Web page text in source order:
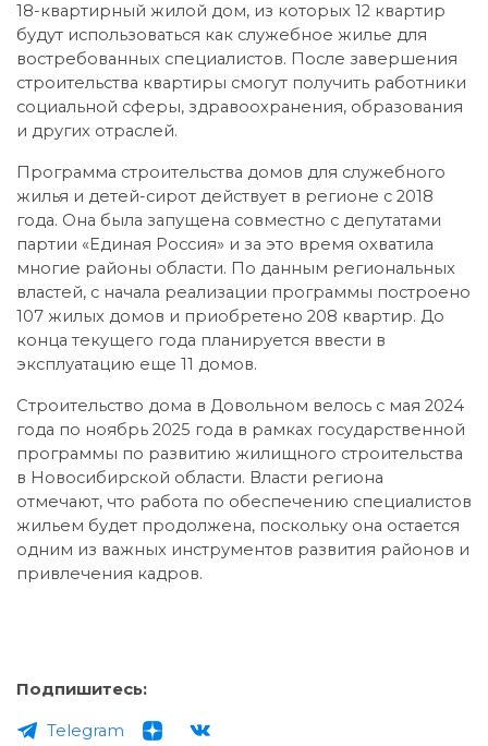
18-квартирный жилой дом, из которых 12 квартир
будут использоваться как служебное жилье для
востребованных специалистов. После завершения
строительства квартиры смогут получить работники
социальной сферы, здравоохранения, образования
и других отраслей.
Программа строительства домов для служебного
жилья и детей-сирот действует в регионе с 2018
года. Она была запущена совместно с депутатами
партии «Единая Россия» и за это время охватила
многие районы области. По данным региональных
властей, с начала реализации программы построено
107 жилых домов и приобретено 208 квартир. До
конца текущего года планируется ввести в
эксплуатацию еще 11 домов.
Строительство дома в Довольном велось с мая 2024
года по ноябрь 2025 года в рамках государственной
программы по развитию жилищного строительства
в Новосибирской области. Власти региона
отмечают, что работа по обеспечению специалистов
жильем будет продолжена, поскольку она остается
одним из важных инструментов развития районов и
привлечения кадров.
Подпишитесь:
Telegram